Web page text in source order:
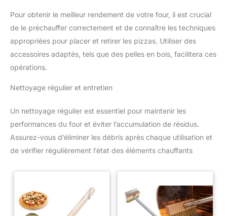
Pour obtenir le meilleur rendement de votre four, il est crucial
de le préchauffer correctement et de connaître les techniques
appropriées pour placer et retirer les pizzas. Utiliser des
accessoires adaptés, tels que des pelles en bois, facilitera ces
opérations.
Nettoyage régulier et entretien
Un nettoyage régulier est essentiel pour maintenir les
performances du four et éviter l’accumulation de résidus.
Assurez-vous d’éliminer les débris après chaque utilisation et
de vérifier régulièrement l’état des éléments chauffants